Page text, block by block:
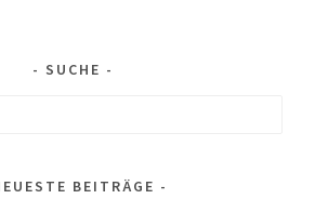
SUCHE
BEITRÄGE